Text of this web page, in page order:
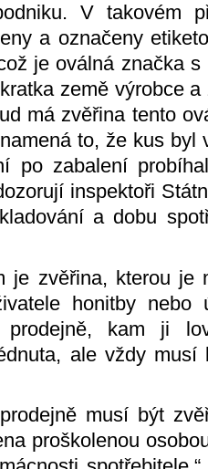
V takovém
a označeny
je oválná značka
země výrobce
má zvěřina tento
to, že kus byl
po zabalení
inspektoři
a dobu
je zvěřina, kterou
honitby nebo
prodejně, kam ji
ale vždy musí
musí být
proškolenou